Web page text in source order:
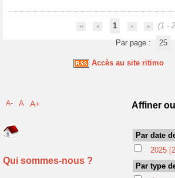
1
(1 -
Par page :
25
Accès au site ritimo
A- A A+
Qui sommes-nous ?
Affiner
Par date
2025
Par type